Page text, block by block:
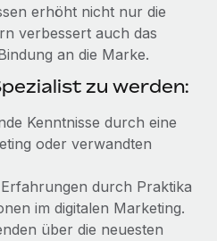
erhöht nicht nur die
verbessert auch das
an die Marke.
zu werden:
Kenntnisse durch eine
oder verwandten
durch Praktika
im digitalen Marketing.
über die neuesten